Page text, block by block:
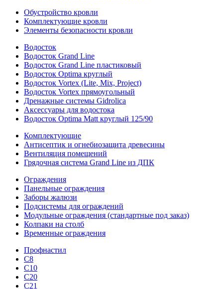
Обустройство кровли
Комплектующие кровли
Элементы безопасности кровли
Водосток
Водосток Grand Line
Водосток Grand Line пластиковый
Водосток Optima круглый
Водосток Vortex (Lite, Mix, Project)
Водосток Vortex прямоугольный
Дренажные системы Gidrolica
Аксессуары для водостока
Водосток Optima Matt круглый 125/90
Комплектующие
Антисептик и огнебиозащита древесины
Вентиляция помещений
Грядочная система Grand Line из ДПК
Ограждения
Панельные ограждения
Заборы жалюзи
Подсистемы для ограждений
Модульные ограждения (стандартные под заказ)
Колпаки на столб
Временные ограждения
Профнастил
С8
С10
С20
С21